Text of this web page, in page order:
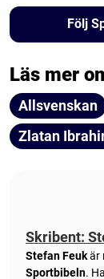
Följ
Läs mer
Allsvenskan
Zlatan
Skribent:
Stefan Feukär
Sportbibeln.